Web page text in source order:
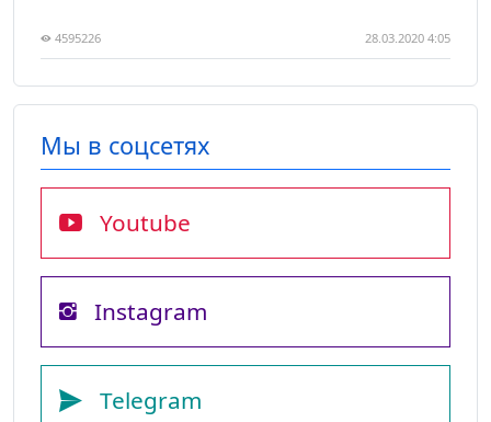
4595226 28.03.2020 4:05
Мы в соцсетях
Youtube
Instagram
Telegram